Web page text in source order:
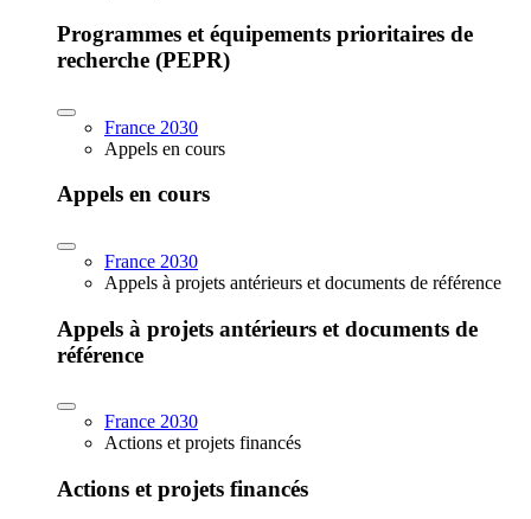
Programmes et équipements prioritaires de
recherche (PEPR)
France 2030
Appels en cours
Appels en cours
France 2030
Appels à projets antérieurs et documents de référence
Appels à projets antérieurs et documents de
référence
France 2030
Actions et projets financés
Actions et projets financés